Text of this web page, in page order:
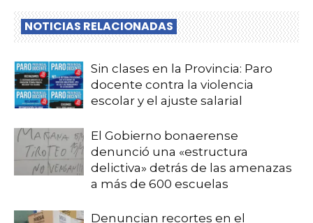
NOTICIAS RELACIONADAS
Sin clases en la Provincia: Paro
docente contra la violencia
escolar y el ajuste salarial
El Gobierno bonaerense
denunció una «estructura
delictiva» detrás de las amenazas
a más de 600 escuelas
Denuncian recortes en el